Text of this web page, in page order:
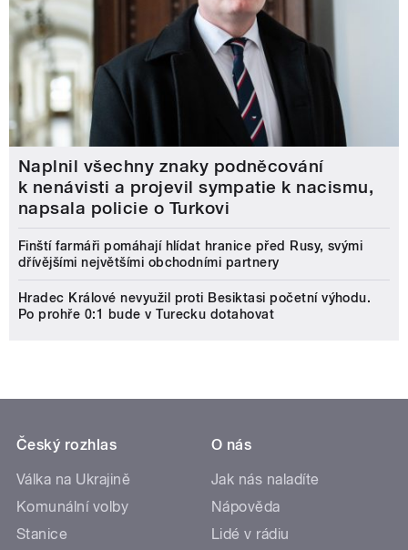
Naplnil všechny znaky podněcování
k nenávisti a projevil sympatie k nacismu,
napsala policie o Turkovi
Finští farmáři pomáhají hlídat hranice před Rusy, svými
dřívějšími největšími obchodními partnery
Hradec Králové nevyužil proti Besiktasi početní výhodu.
Po prohře 0:1 bude v Turecku dotahovat
Český rozhlas
Válka na Ukrajině
Komunální volby
Stanice
O nás
Jak nás naladíte
Nápověda
Lidé v rádiu